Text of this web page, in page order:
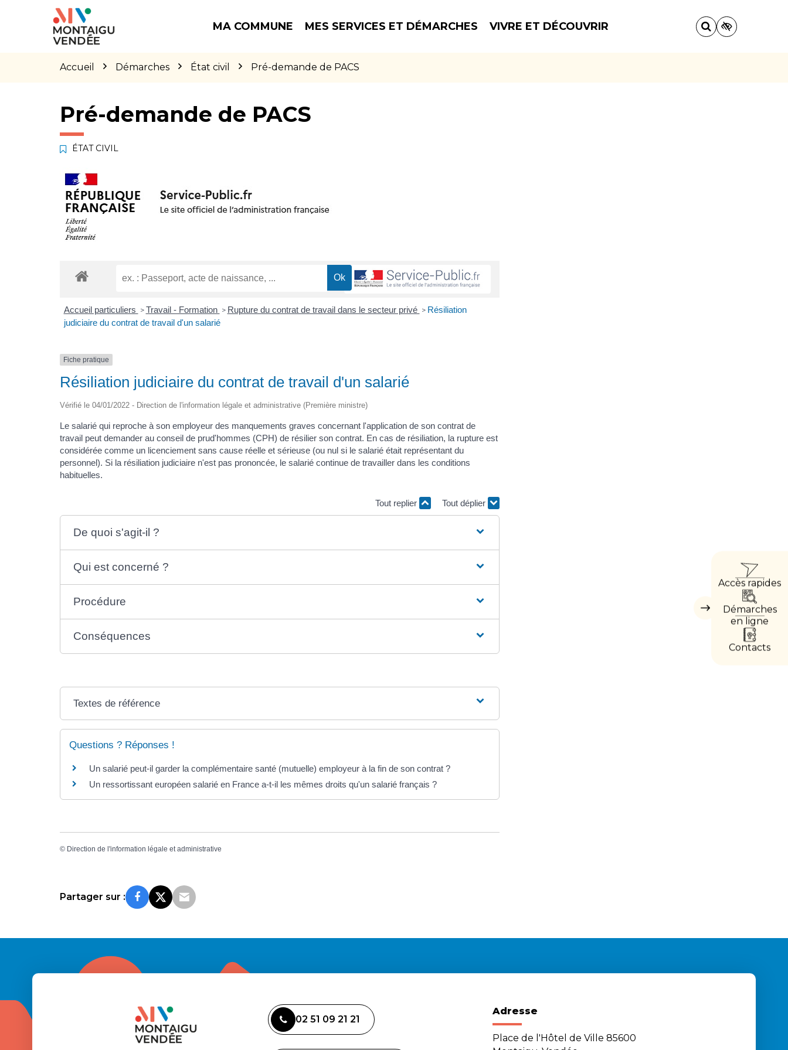
MA COMMUNE MES SERVICES ET DÉMARCHES VIVRE ET DÉCOUVRIR
Accueil Démarches État civil Pré-demande de PACS
Masquer
Accès rapides
Démarches
en ligne
Contacts
Pré-demande de PACS
ÉTAT CIVIL
Accueil particuliers > Travail - Formation > Rupture du contrat de travail dans le secteur privé > Résiliation
judiciaire du contrat de travail d'un salarié
Fiche pratique
Résiliation judiciaire du contrat de travail d'un salarié
Vérifié le 04/01/2022 - Direction de l'information légale et administrative (Première ministre)
Le salarié qui reproche à son employeur des manquements graves concernant l'application de son contrat de
travail peut demander au conseil de prud'hommes (CPH) de résilier son contrat. En cas de résiliation, la rupture est
considérée comme un licenciement sans cause réelle et sérieuse (ou nul si le salarié était représentant du
personnel). Si la résiliation judiciaire n'est pas prononcée, le salarié continue de travailler dans les conditions
habituelles.
Tout replier Tout déplier
De quoi s'agit-il ?
Qui est concerné ?
Procédure
Conséquences
Textes de référence
Questions ? Réponses !
Un salarié peut-il garder la complémentaire santé (mutuelle) employeur à la fin de son contrat ?
Un ressortissant européen salarié en France a-t-il les mêmes droits qu'un salarié français ?
© Direction de l'information légale et administrative
Partager sur :
02 51 09 21 21
Adresse
Place de l'Hôtel de Ville 85600